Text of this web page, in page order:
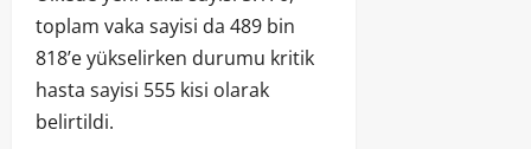
toplam vaka sayisi da 489 bin
818’e yükselirken durumu kritik
hasta sayisi 555 kisi olarak
belirtildi.